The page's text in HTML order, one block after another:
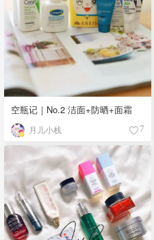
空瓶记｜No.2 洁面+防晒+面霜
月儿小栈 7